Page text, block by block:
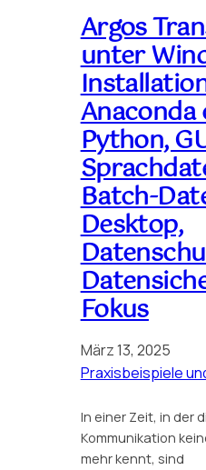
Argos
unter
Anaconda
Python,
Batch-
Desktop,
Fokus
März 13, 2025
Praxisbeispiele
In einer Zeit, in der
Kommunikation
mehr kennt, sind